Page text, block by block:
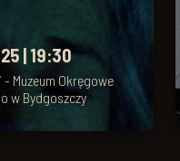
| 19:30
Muzeum Okręgowe
w Bydgoszczy